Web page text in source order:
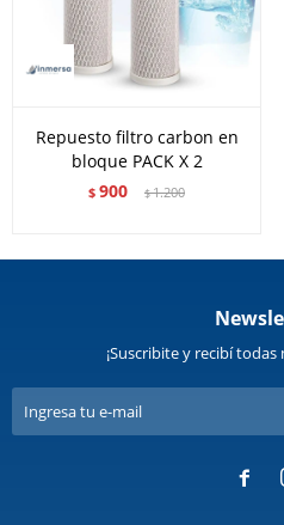
Repuesto filtro carbon en
bloque PACK X 2
$ 900 $1.200
¡Suscribite y recibí
